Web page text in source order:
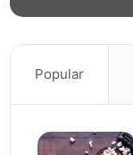
Popular